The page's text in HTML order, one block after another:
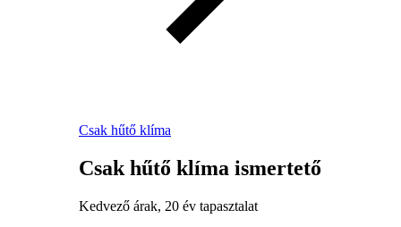
Csak hűtő klíma
Csak hűtő klíma ismertető
Kedvező árak, 20 év tapasztalat